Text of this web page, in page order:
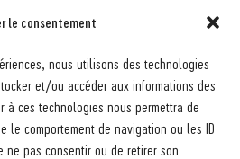
le consentement
nous utilisons des technologies
et/ou accéder aux informations des
à ces technologies nous permettra de
le comportement de navigation ou les ID
ne pas consentir ou de retirer son